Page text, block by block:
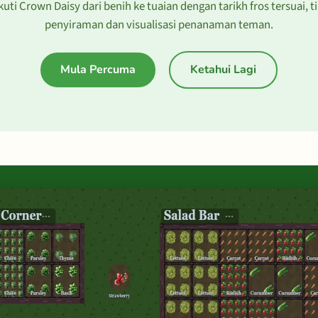
Crown Daisy dari benih ke tuaian dengan tarikh fros tersuai,
penyiraman dan visualisasi penanaman teman.
Mula Percuma Ketahui Lagi